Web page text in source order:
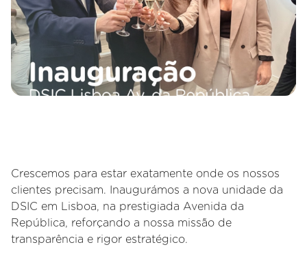
Crescemos para estar exatamente onde os nossos
clientes precisam. Inaugurámos a nova unidade da
DSIC em Lisboa, na prestigiada Avenida da
República, reforçando a nossa missão de
transparência e rigor estratégico.